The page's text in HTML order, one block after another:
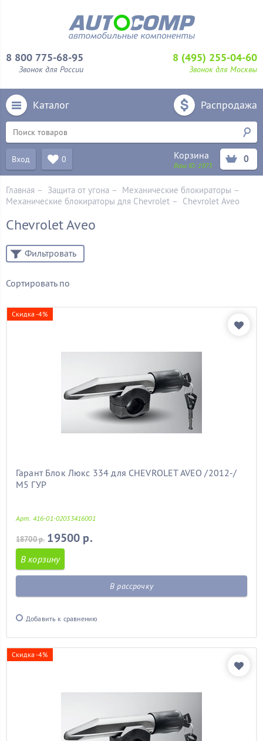
8 800 775-68-95
Звонок для России
8 (495) 255-04-60
Звонок для Москвы
Каталог Распродажа
Вход 0 Корзина
Ваш ID: 1973
0
Главная – Защита от угона – Механические блoкираторы –
Механические блокираторы для Chevrolet – Chevrolet Aveo
Chevrolet Aveo
Сортировать по
Скидка -4%
Гарант Блок Люкс 334 для CHEVROLET AVEO /2012-/
М5 ГУР
Арт. 416-01-02033416001
18700 р. 19500 р.
В корзину
В рассрочку
Добавить к сравнению
Скидка -4%
Бренд
Фильтровать